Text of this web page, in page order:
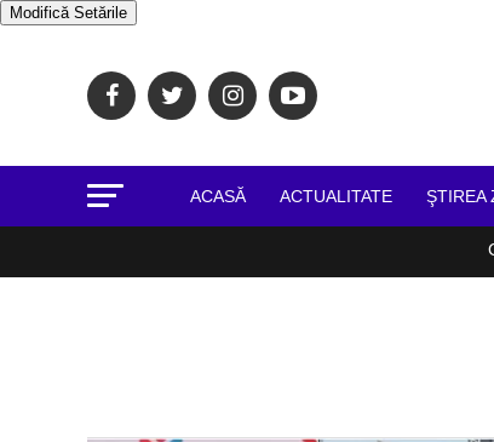
Modifică Setările
ACASĂ ACTUALITATE ŞTIREA